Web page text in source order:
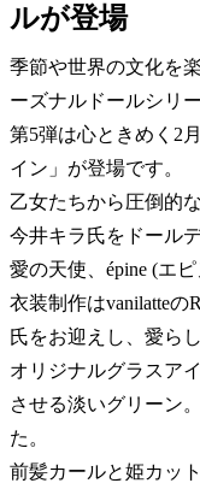
ルが登場
季節や世界の文化を
ーズナルドールシリー
第5弾は心ときめく2
イン」が登場です。
乙女たちから圧倒的
今井キラ氏をドール
愛の天使、épine (エ
衣装制作はvanilatte
氏をお迎えし、愛ら
オリジナルグラスア
させる淡いグリーン
た。
前髪カールと姫カッ